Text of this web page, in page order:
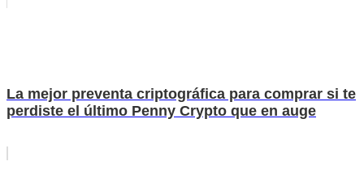
La mejor preventa criptográfica para comprar si te
perdiste el último Penny Crypto que en auge